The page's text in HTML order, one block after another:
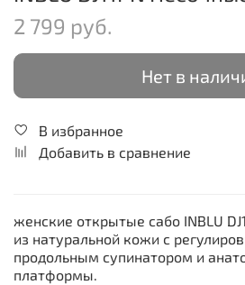
2 799 руб.
Нет в
В избранное
Добавить в сравнение
женские открытые сабо INBLU
из натуральной кожи с
продольным супинатором и
платформы.